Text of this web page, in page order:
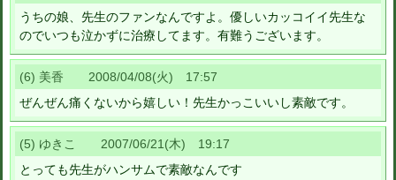
うちの娘、先生のファンなんですよ。優しいカッコイイ先生な
のでいつも泣かずに治療してます。有難うございます。
(6) 美香 2008/04/08(火) 17:57
ぜんぜん痛くないから嬉しい！先生かっこいいし素敵です。
(5) ゆきこ 2007/06/21(木) 19:17
とっても先生がハンサムで素敵なんです